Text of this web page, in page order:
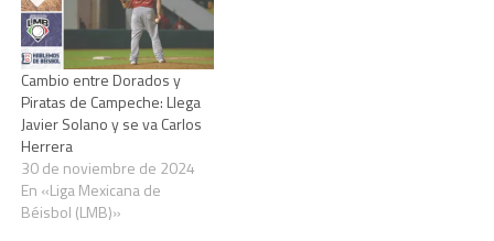
Cambio entre Dorados y
Piratas de Campeche: Llega
Javier Solano y se va Carlos
Herrera
30 de noviembre de 2024
En «Liga Mexicana de
Béisbol (LMB)»